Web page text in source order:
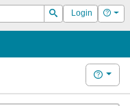
Suchen
Login Hilfe
Hilfe